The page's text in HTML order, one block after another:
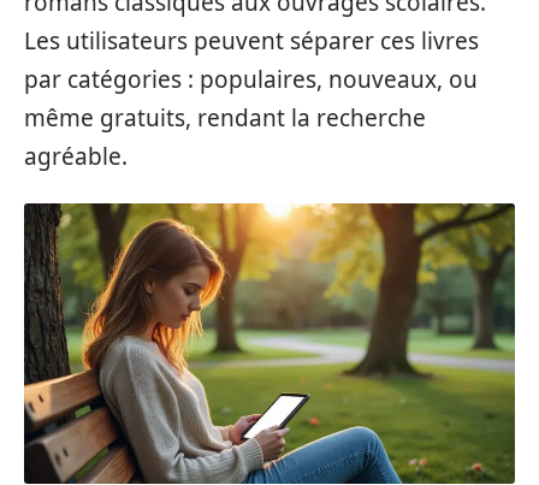
Les utilisateurs peuvent séparer ces livres
par catégories : populaires, nouveaux, ou
même gratuits, rendant la recherche
agréable.